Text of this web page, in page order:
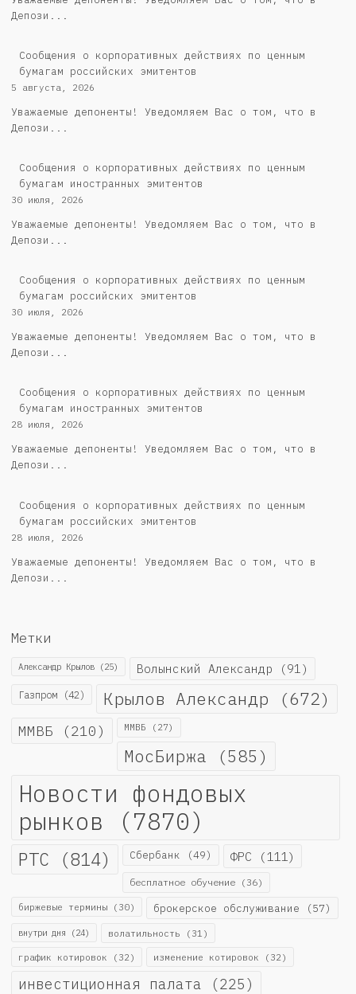
Депози...
Cообщения о корпоративных действиях по ценным
бумагам российских эмитентов
5 августа, 2026
Уважаемые депоненты! Уведомляем Вас о том, что в
Депози...
Сообщения о корпоративных действиях по ценным
бумагам иностранных эмитентов
30 июля, 2026
Уважаемые депоненты! Уведомляем Вас о том, что в
Депози...
Cообщения о корпоративных действиях по ценным
бумагам российских эмитентов
30 июля, 2026
Уважаемые депоненты! Уведомляем Вас о том, что в
Депози...
Сообщения о корпоративных действиях по ценным
бумагам иностранных эмитентов
28 июля, 2026
Уважаемые депоненты! Уведомляем Вас о том, что в
Депози...
Cообщения о корпоративных действиях по ценным
бумагам российских эмитентов
28 июля, 2026
Уважаемые депоненты! Уведомляем Вас о том, что в
Депози...
Метки
Александр Крылов (25) Волынский Александр (91)
Газпром (42) Крылов Александр (672)
ММВБ (210) ММВБ (27)
МосБиржа (585)
Новости фондовых
рынков (7870)
РТС (814) Сбербанк (49) ФРС (111)
бесплатное обучение (36)
биржевые термины (30) брокерское обслуживание (57)
внутри дня (24) волатильность (31)
график котировок (32) изменение котировок (32)
инвестиционная палата (225)